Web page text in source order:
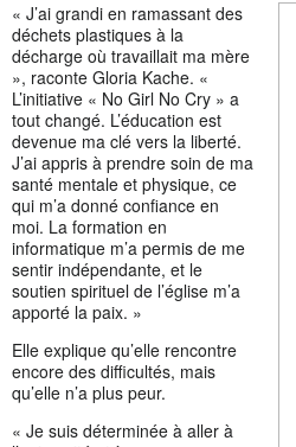
« J’ai grandi en ramassant des
déchets plastiques à la
décharge où travaillait ma mère
», raconte Gloria Kache. «
L’initiative « No Girl No Cry » a
tout changé. L’éducation est
devenue ma clé vers la liberté.
J’ai appris à prendre soin de ma
santé mentale et physique, ce
qui m’a donné confiance en
moi. La formation en
informatique m’a permis de me
sentir indépendante, et le
soutien spirituel de l’église m’a
apporté la paix. »
Elle explique qu’elle rencontre
encore des difficultés, mais
qu’elle n’a plus peur.
« Je suis déterminée à aller à